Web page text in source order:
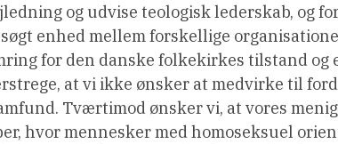
og udvise teologisk lederskab, og
enhed mellem forskellige
for den danske folkekirkes tilstand
at vi ikke ønsker at medvirke til
Tværtimod ønsker vi, at vores
hvor mennesker med homoseksuel